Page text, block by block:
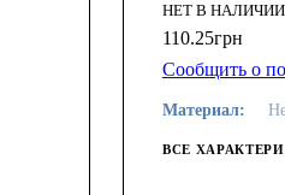
НЕТ В НАЛИЧИИ
110.25грн
Сообщить о
Материал:
ВСЕ